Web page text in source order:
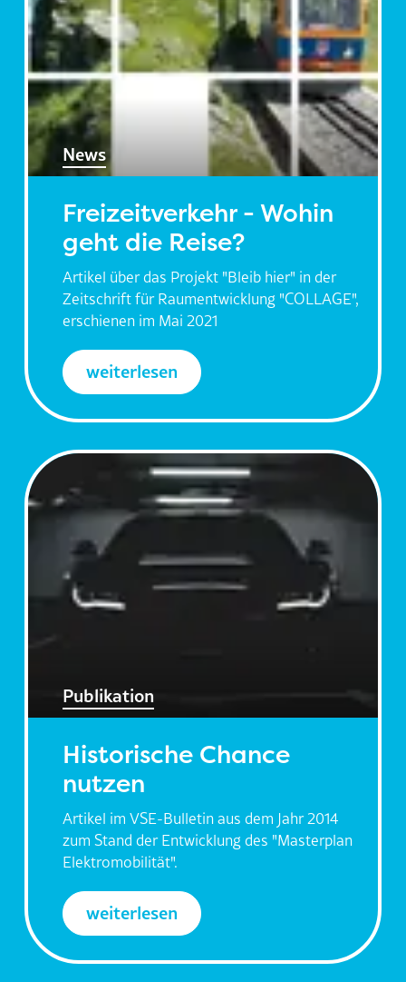
News
Freizeitverkehr - Wohin
geht die Reise?
Artikel über das Projekt "Bleib hier" in der
Zeitschrift für Raumentwicklung "COLLAGE",
erschienen im Mai 2021
weiterlesen
Publikation
Historische Chance
nutzen
Artikel im VSE-Bulletin aus dem Jahr 2014
zum Stand der Entwicklung des "Masterplan
Elektromobilität".
weiterlesen